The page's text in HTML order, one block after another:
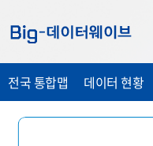
가
기
가
기
가
기
전국 통합맵 데이터 현황